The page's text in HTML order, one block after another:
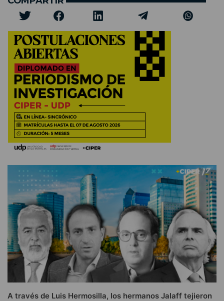
A través de Luis Hermosilla, los hermanos Jalaff tejieron